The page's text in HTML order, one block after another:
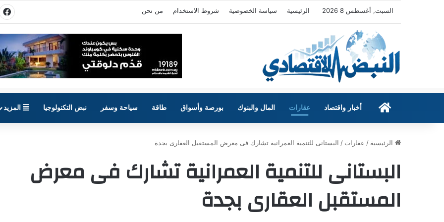
السبت, أغسطس 8 2026 الرئيسية سياسة الخصوصية شروط الاستخدام من نحن
الرئيسيةأخبار واقتصاد عقارات المال والبنوك بورصة وأسواق طاقة سياحة وسفر نبض التكنولوجيا المزيد
الرئيسية / عقارات / البستانى للتنمية العمرانية تشارك فى معرض المستقبل العقارى بجدة
البستانى للتنمية العمرانية تشارك فى معرض
المستقبل العقارى بجدة